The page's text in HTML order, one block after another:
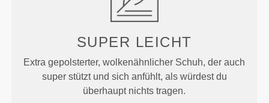
SUPER LEICHT
Extra gepolsterter, wolkenähnlicher Schuh, der auch
super stützt und sich anfühlt, als würdest du
überhaupt nichts tragen.